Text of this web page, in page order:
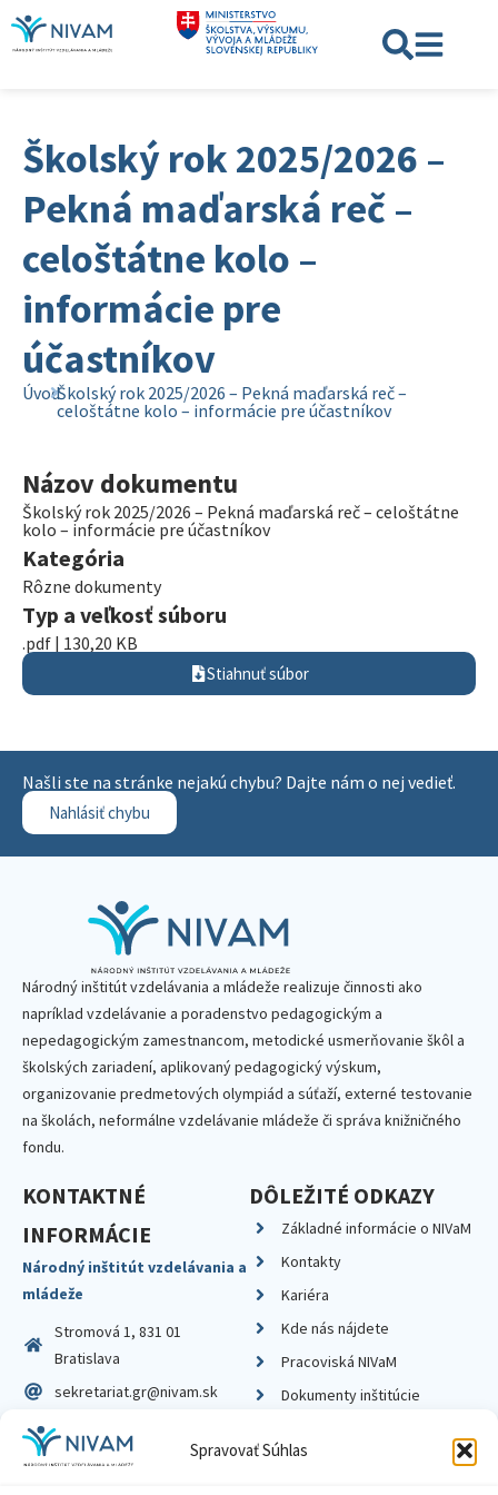
Spravovať Súhlas
Školský rok 2025/2026 –
Pekná maďarská reč –
celoštátne kolo –
informácie pre
účastníkov
ÚvodŠkolský rok 2025/2026 – Pekná maďarská reč –
celoštátne kolo – informácie pre účastníkov
Názov dokumentu
Školský rok 2025/2026 – Pekná maďarská reč – celoštátne
kolo – informácie pre účastníkov
Kategória
Rôzne dokumenty
Typ a veľkosť súboru
.pdf | 130,20 KB
Stiahnuť súbor
Našli ste na stránke nejakú chybu? Dajte nám o nej vedieť.
Nahlásiť chybu
Národný inštitút vzdelávania a mládeže realizuje činnosti ako
napríklad vzdelávanie a poradenstvo pedagogickým a
nepedagogickým zamestnancom, metodické usmerňovanie škôl a
školských zariadení, aplikovaný pedagogický výskum,
organizovanie predmetových olympiád a súťaží, externé testovanie
na školách, neformálne vzdelávanie mládeže či správa knižničného
fondu.
KONTAKTNÉ
INFORMÁCIE
Národný inštitút vzdelávania a
mládeže
Stromová 1, 831 01
Bratislava
sekretariat.gr@nivam.sk
IČO: 00164348
DIČ: 2020798714
DÔLEŽITÉ ODKAZY
Základné informácie o NIVaM
Kontakty
Kariéra
Kde nás nájdete
Pracoviská NIVaM
Dokumenty inštitúcie